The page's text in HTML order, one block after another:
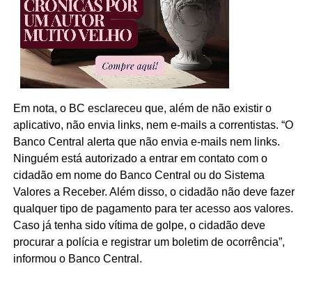
Em nota, o BC esclareceu que, além de não existir o
aplicativo, não envia links, nem e-mails a correntistas. “O
Banco Central alerta que não envia e-mails nem links.
Ninguém está autorizado a entrar em contato com o
cidadão em nome do Banco Central ou do Sistema
Valores a Receber. Além disso, o cidadão não deve fazer
qualquer tipo de pagamento para ter acesso aos valores.
Caso já tenha sido vítima de golpe, o cidadão deve
procurar a polícia e registrar um boletim de ocorrência”,
informou o Banco Central.